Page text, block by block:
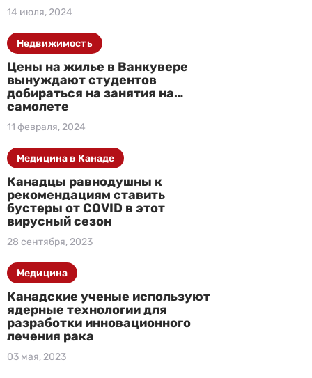
14 июля, 2024
Цены на жилье в Ванкувере
вынуждают студентов
добираться на занятия на…
самолете
11 февраля, 2024
Недвижимость
Канадцы равнодушны к
рекомендациям ставить
бустеры от COVID в этот
вирусный сезон
28 сентября, 2023
Медицина в Канаде
Канадские ученые используют
ядерные технологии для
разработки инновационного
лечения рака
03 мая, 2023
Медицина